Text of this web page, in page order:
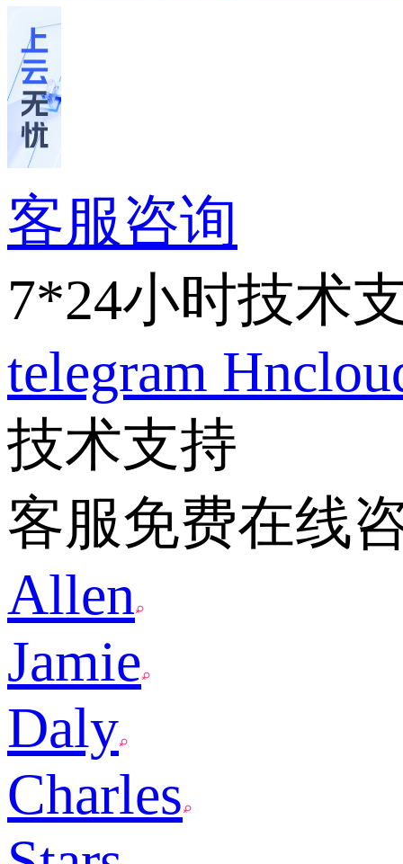
客服咨询
7*24小时技术
telegram
技术支持
客服免费在线
Allen
Jamie
Daly
Charles